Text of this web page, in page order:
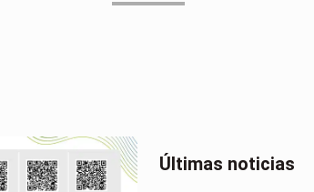
Últimas noticias